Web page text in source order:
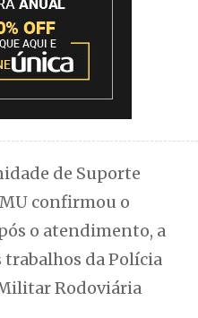
de Suporte
confirmou o
o atendimento, a
trabalhos da Polícia
Rodoviária